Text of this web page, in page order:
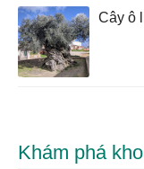
Cây ô
Khám phá